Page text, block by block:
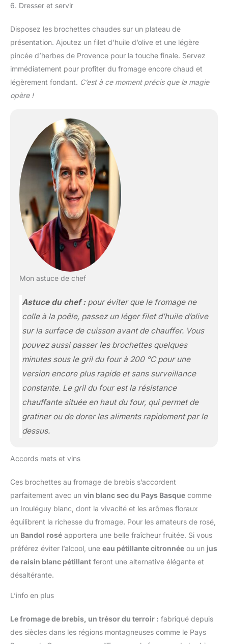
6. Dresser et servir
Disposez les brochettes chaudes sur un plateau de
présentation. Ajoutez un filet d’huile d’olive et une légère
pincée d’herbes de Provence pour la touche finale. Servez
immédiatement pour profiter du fromage encore chaud et
légèrement fondant. C’est à ce moment précis que la magie
opère !
Mon astuce de chef
Astuce du chef :pour éviter que le fromage ne
colle à la poêle, passez un léger filet d’huile d’olive
sur la surface de cuisson avant de chauffer. Vous
pouvez aussi passer les brochettes quelques
minutes sous le gril du four à 200 °C pour une
version encore plus rapide et sans surveillance
constante. Le gril du four est la résistance
chauffante située en haut du four, qui permet de
gratiner ou de dorer les aliments rapidement par le
dessus.
Accords mets et vins
Ces brochettes au fromage de brebis s’accordent
parfaitement avec un vin blanc sec du Pays Basque comme
un Irouléguy blanc, dont la vivacité et les arômes floraux
équilibrent la richesse du fromage. Pour les amateurs de rosé,
un Bandol rosé apportera une belle fraîcheur fruitée. Si vous
préférez éviter l’alcool, une eau pétillante citronnée ou un jus
de raisin blanc pétillant feront une alternative élégante et
désaltérante.
L’info en plus
Le fromage de brebis, un trésor du terroir : fabriqué depuis
des siècles dans les régions montagneuses comme le Pays